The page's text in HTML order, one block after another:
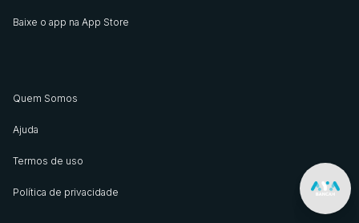
Baixe o app na App Store
Quem Somos
Ajuda
Termos de uso
Política de privacidade